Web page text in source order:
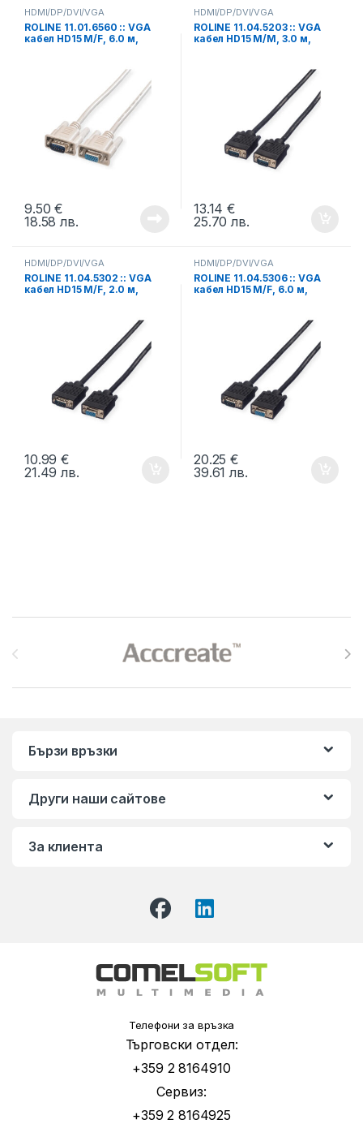
HDMI/DP/DVI/VGA
ROLINE 11.01.6560 :: VGA
кабел HD15 M/F, 6.0 м,
9.50€
18.58лв.
HDMI/DP/DVI/VGA
ROLINE 11.04.5203 :: VGA
кабел HD15 M/M, 3.0 м,
13.14€
25.70лв.
HDMI/DP/DVI/VGA
ROLINE 11.04.5302 :: VGA
кабел HD15 M/F, 2.0 м,
10.99€
21.49лв.
HDMI/DP/DVI/VGA
ROLINE 11.04.5306 :: VGA
кабел HD15 M/F, 6.0 м,
20.25€
39.61лв.
Бързи връзки
Други наши сайтове
За клиента
Телефони за връзка
Търговски отдел:
+359 2 8164910
Сервиз:
+359 2 8164925